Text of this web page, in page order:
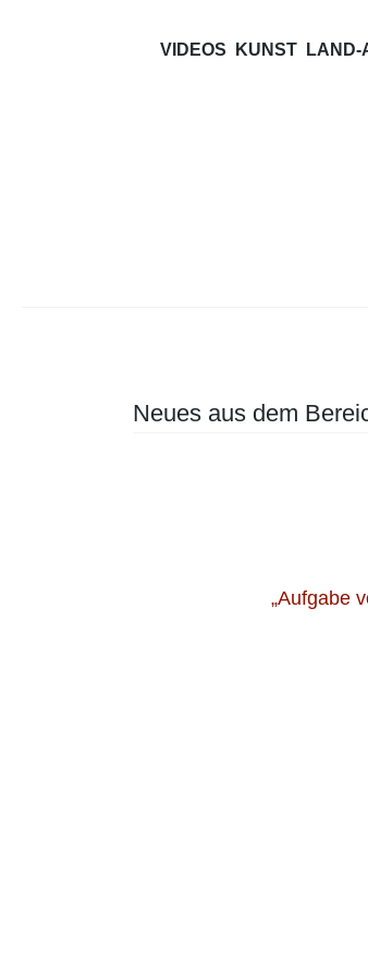
Kunst und Design
VIDEOS KUNST LAND-
Neues aus dem
„Aufgabe